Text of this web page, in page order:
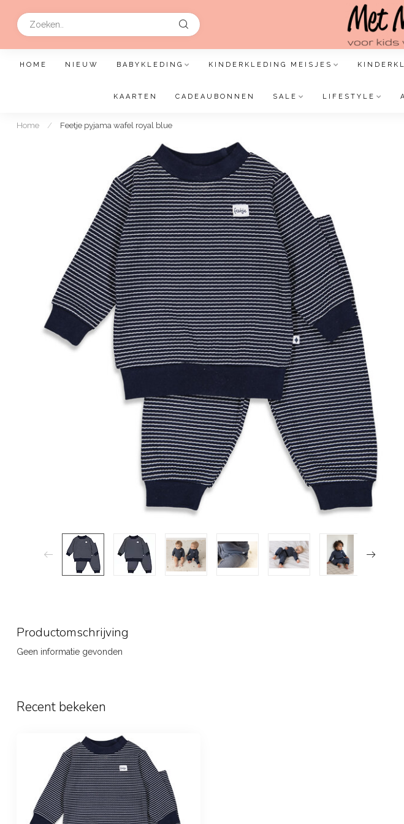
HOME NIEUW BABYKLEDING KINDERKLEDING MEISJES
KAARTEN CADEAUBONNEN SALE LIFESTYLE
Home / Feetje pyjama wafel royal blue
Productomschrijving
Geen informatie gevonden
Recent bekeken